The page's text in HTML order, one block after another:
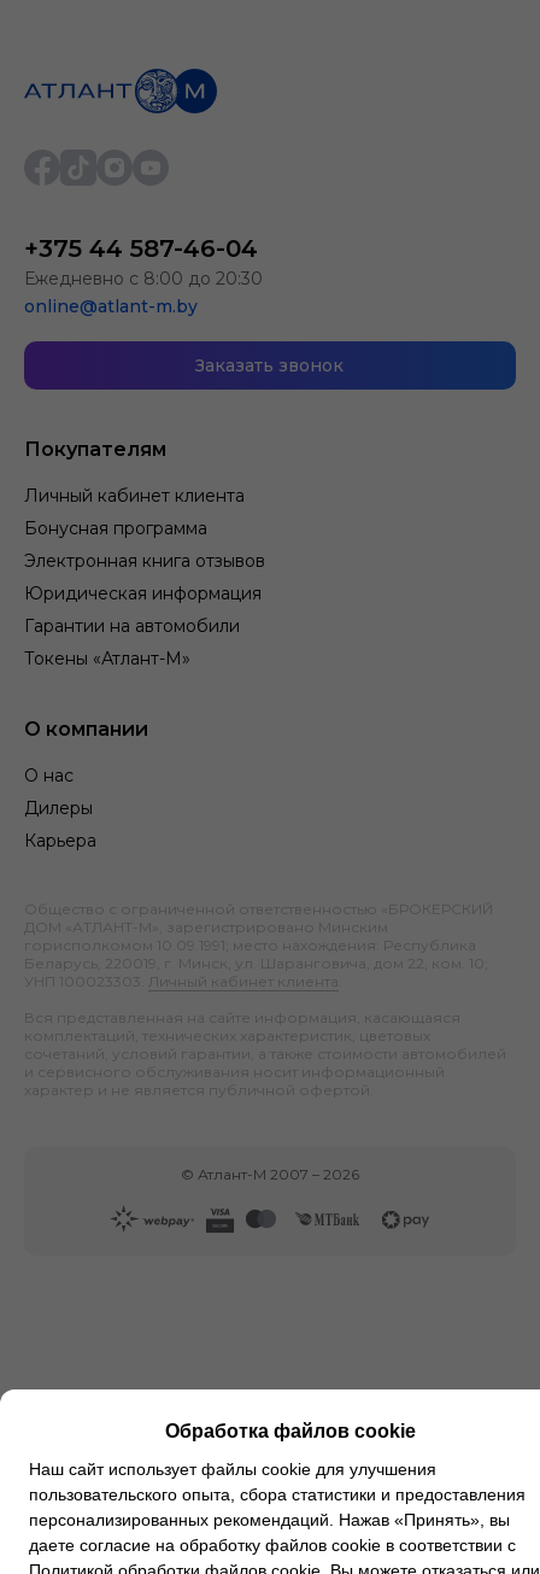
Покупателям
Личный кабинет клиента
Бонусная программа
Электронная книга отзывов
Юридическая информация
Гарантии на автомобили
Токены «Атлант-М»
О компании
О нас
Дилеры
Карьера
+375 44 587-46-04
Ежедневно с 8:00 до 20:30
online@atlant-m.by
Заказать звонок
Общество с ограниченной ответственностью «БРОКЕРСКИЙ
ДОМ «АТЛАНТ-М», зарегистрировано Минским
горисполкомом 10.09.1991; место нахождения: Республика
Беларусь, 220019, г. Минск, ул. Шаранговича, дом 22, ком. 10;
УНП 100023303.
Личный кабинет клиента
Вся представленная на сайте информация, касающаяся
комплектаций, технических характеристик, цветовых
сочетаний, условий гарантии, а также стоимости автомобилей
и сервисного обслуживания носит информационный
характер и не является публичной офертой.
© Атлант-М 2007 – 2026
Обработка файлов cookie
Наш сайт использует файлы cookie для улучшения
пользовательского опыта, сбора статистики и предоставления
персонализированных рекомендаций. Нажав «Принять», вы
даете согласие на обработку файлов cookie в соответствии с